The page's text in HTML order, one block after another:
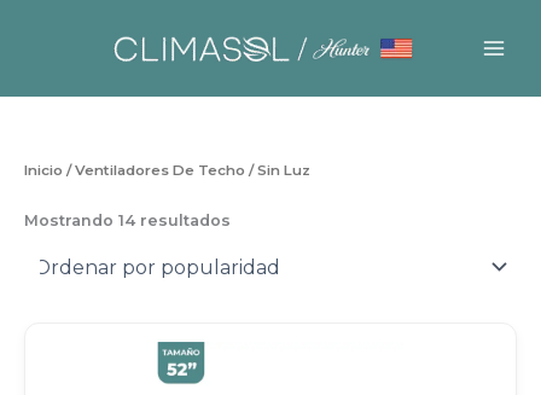
Inicio /Ventiladores De Techo / Sin Luz
Mostrando 14 resultados